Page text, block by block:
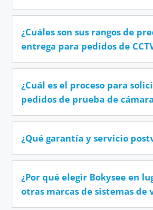
¿Cuáles son sus rangos de
entrega para pedidos de
¿Cuál es el proceso para
pedidos de prueba de
¿Qué garantía y servicio
¿Por qué elegir Bokysee en
otras marcas de sistemas de